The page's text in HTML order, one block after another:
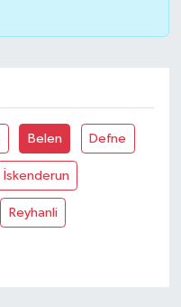
Belen Defne
İskenderun
Reyhanli